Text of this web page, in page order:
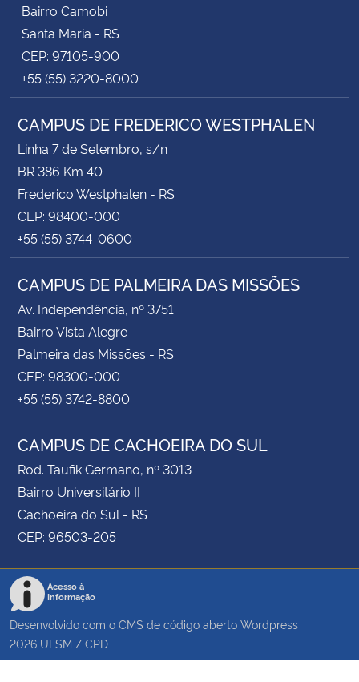
Bairro Camobi
Santa Maria - RS
CEP: 97105-900
+55 (55) 3220-8000
CAMPUS DE FREDERICO WESTPHALEN
Linha 7 de Setembro, s/n
BR 386 Km 40
Frederico Westphalen - RS
CEP: 98400-000
+55 (55) 3744-0600
CAMPUS DE PALMEIRA DAS MISSÕES
Av. Independência, nº 3751
Bairro Vista Alegre
Palmeira das Missões - RS
CEP: 98300-000
+55 (55) 3742-8800
CAMPUS DE CACHOEIRA DO SUL
Rod. Taufik Germano, nº 3013
Bairro Universitário II
Cachoeira do Sul - RS
CEP: 96503-205
Acesso à
Informação
Desenvolvido com o CMS de código aberto Wordpress
2026 UFSM / CPD